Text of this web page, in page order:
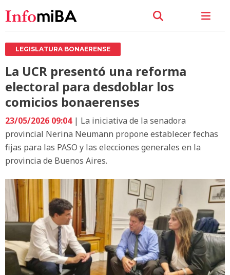
LEGISLATURA BONAERENSE
La UCR presentó una reforma
electoral para desdoblar los
comicios bonaerenses
23/05/2026 09:04| La iniciativa de la senadora
provincial Nerina Neumann propone establecer fechas
fijas para las PASO y las elecciones generales en la
provincia de Buenos Aires.